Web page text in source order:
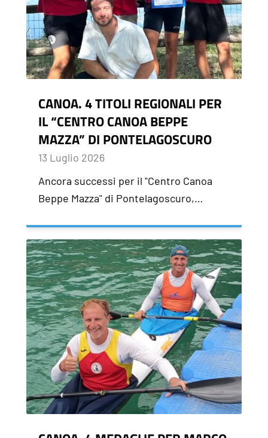
CANOA. 4 TITOLI REGIONALI PER
IL “CENTRO CANOA BEPPE
MAZZA” DI PONTELAGOSCURO
13 Luglio 2026
Ancora successi per il "Centro Canoa
Beppe Mazza" di Pontelagoscuro,…